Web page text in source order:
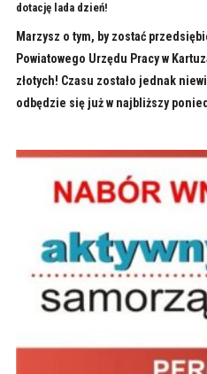
dotację lada dzień!
Marzysz o tym, by zostać
Powiatowego Urzędu Pracy w
złotych! Czasu zostało jednak
odbędzie się już w najbliższy